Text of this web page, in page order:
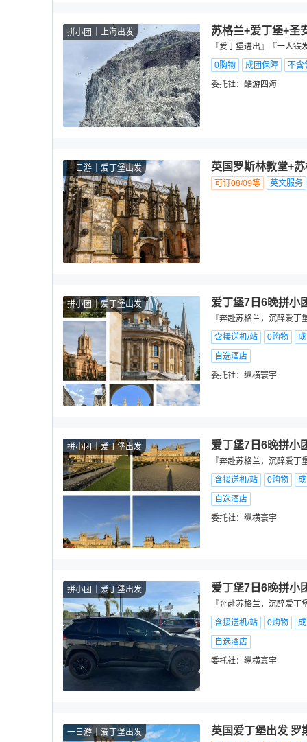
拼小团 上海出发 苏格兰+爱丁堡+圣
『爱丁堡进出』『一人
0购物
成团保障
不含
委托社： 酷游四海
一日游 爱丁堡出发 英国罗斯林教堂+
可订08/09等 英文服务
拼小团 爱丁堡出发 爱丁堡7日6晚拼小
『奔赴苏格兰，沉醉爱
含接送机/站
0购物
自选酒店
委托社： 纵横寰宇
拼小团 爱丁堡出发 爱丁堡7日6晚拼小
『奔赴苏格兰，沉醉爱
含接送机/站
0购物
自选酒店
委托社： 纵横寰宇
拼小团 爱丁堡出发 爱丁堡7日6晚拼小
『奔赴苏格兰，沉醉爱
含接送机/站
0购物
自选酒店
委托社： 纵横寰宇
一日游 爱丁堡出发 英国爱丁堡出发 罗